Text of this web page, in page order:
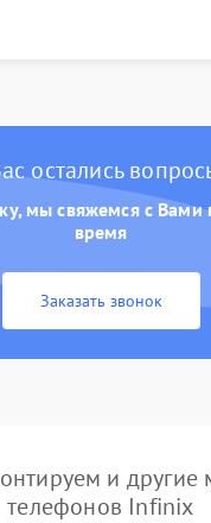
остались
мы свяжемся с
время
Заказать звонок
и другие
телефонов Infinix